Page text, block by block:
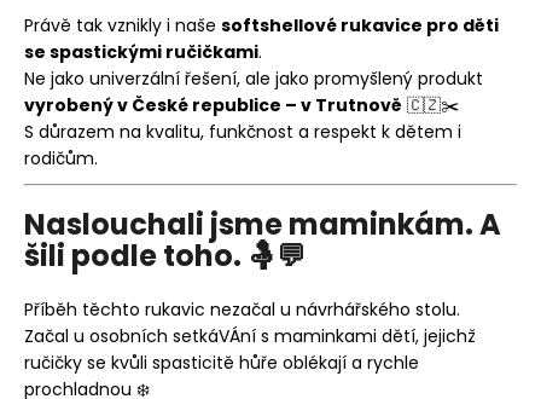
Právě tak vznikly i naše softshellové rukavice pro děti
se spastickými ručičkami.
Ne jako univerzální řešení, ale jako promyšlený produkt
vyrobený v České republice – v Trutnově 🇨🇿✂️
S důrazem na kvalitu, funkčnost a respekt k dětem i
rodičům.
Naslouchali jsme maminkám. A
šili podle toho. 🤱💬
Příběh těchto rukavic nezačal u návrhářského stolu.
Začal u osobních setkáVÁní s maminkami dětí, jejichž
ručičky se kvůli spasticitě hůře oblékají a rychle
prochladnou ❄️